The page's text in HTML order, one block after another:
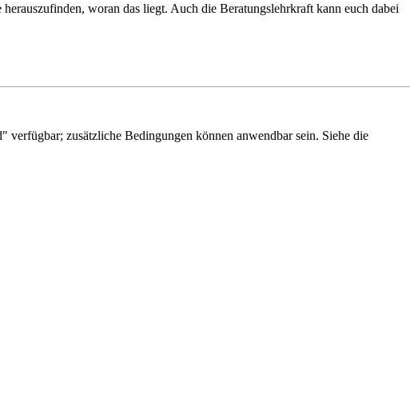
woran das liegt. Auch die Beratungslehrkraft kann euch dabei
verfügbar; zusätzliche Bedingungen können anwendbar sein. Siehe die